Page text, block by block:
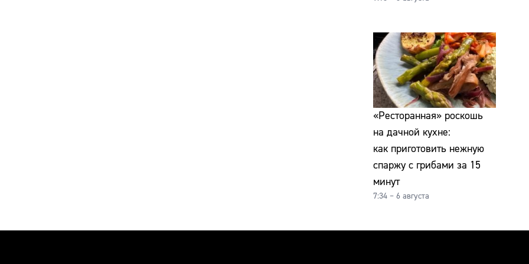
«Ресторанная» роскошь
на дачной кухне:
как приготовить нежную
спаржу с грибами за 15
минут
7:34 – 6 августа